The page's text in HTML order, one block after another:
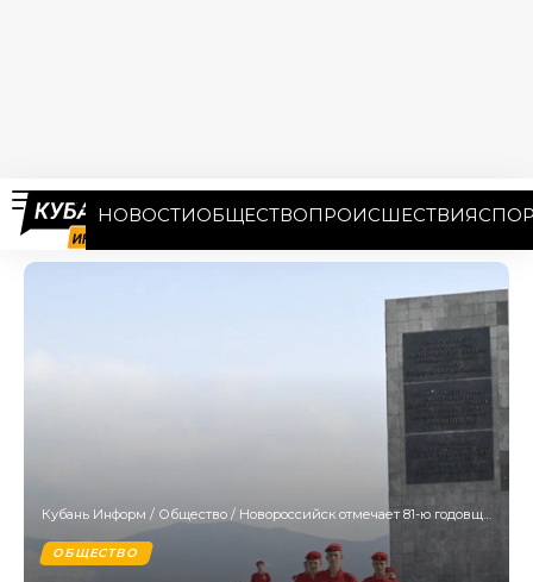
НОВОСТИОБЩЕСТВОПРОИСШЕСТВИЯ
Кубань Информ / Общество / Новороссийск отмечает 81-ю годовщину разгрома фашистских захватчиков
ОБЩЕСТВО